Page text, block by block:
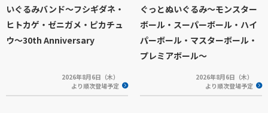
いぐるみバンド～フシギダネ・
ヒトカゲ・ゼニガメ・ピカチュ
ウ～30th Anniversary
2026年8月6日（木）
より順次登場予定
ぐっとぬいぐるみ～モンスター
ボール・スーパーボール・ハイ
パーボール・マスターボール・
プレミアボール～
2026年8月6日（木）
より順次登場予定